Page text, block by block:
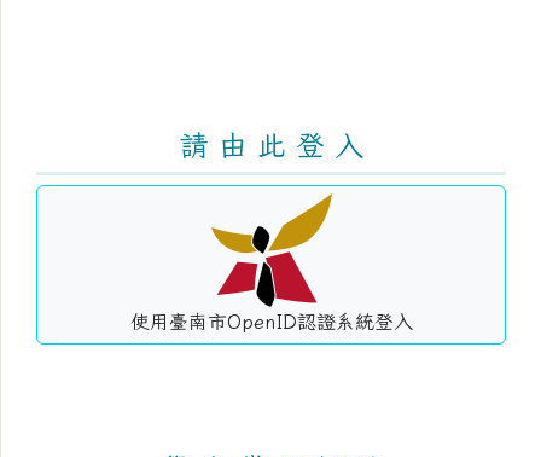
請 由 此 登 入
使用臺南市OpenID認證系統登入